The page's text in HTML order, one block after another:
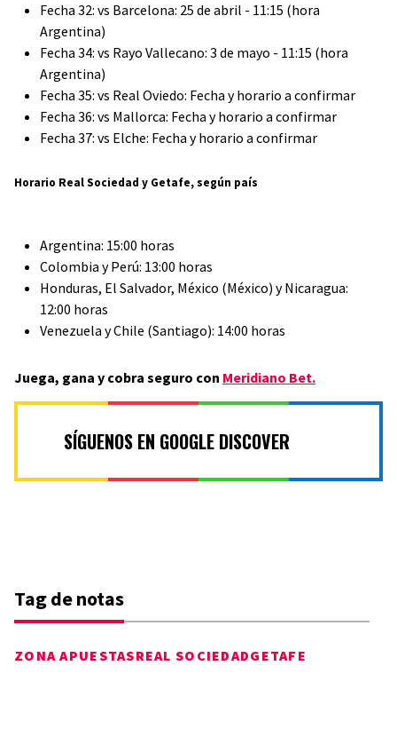
Fecha 32: vs Barcelona: 25 de abril - 11:15 (hora
Argentina)
Fecha 34: vs Rayo Vallecano: 3 de mayo - 11:15 (hora
Argentina)
Fecha 35: vs Real Oviedo: Fecha y horario a confirmar
Fecha 36: vs Mallorca: Fecha y horario a confirmar
Fecha 37: vs Elche: Fecha y horario a confirmar
Horario Real Sociedad y Getafe, según país
Argentina: 15:00 horas
Colombia y Perú: 13:00 horas
Honduras, El Salvador, México (México) y Nicaragua:
12:00 horas
Venezuela y Chile (Santiago): 14:00 horas
Juega, gana y cobra seguro con Meridiano Bet.
SÍGUENOS EN GOOGLE DISCOVER
Tag de notas
ZONA APUESTASREAL SOCIEDADGETAFE